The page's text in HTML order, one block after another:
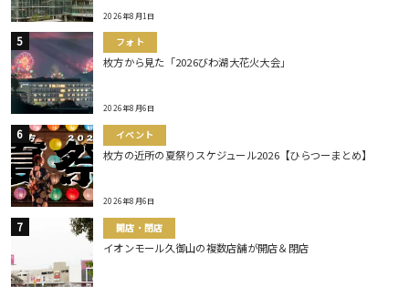
2026年8月1日
フォト
枚方から見た「2026びわ湖大花火大会」
2026年8月6日
イベント
枚方の近所の夏祭りスケジュール2026【ひらつーまとめ】
2026年8月6日
開店・閉店
イオンモール久御山の複数店舗が開店＆閉店